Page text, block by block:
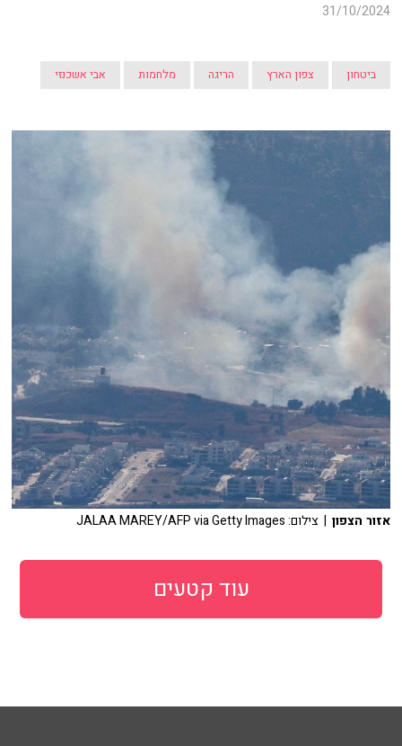
31/10/2024
ביטחון צפון הארץ הריגה מלחמות אבי אשכנזי
אזור הצפון | צילום: JALAA MAREY/AFP via Getty Images
עוד קטעים